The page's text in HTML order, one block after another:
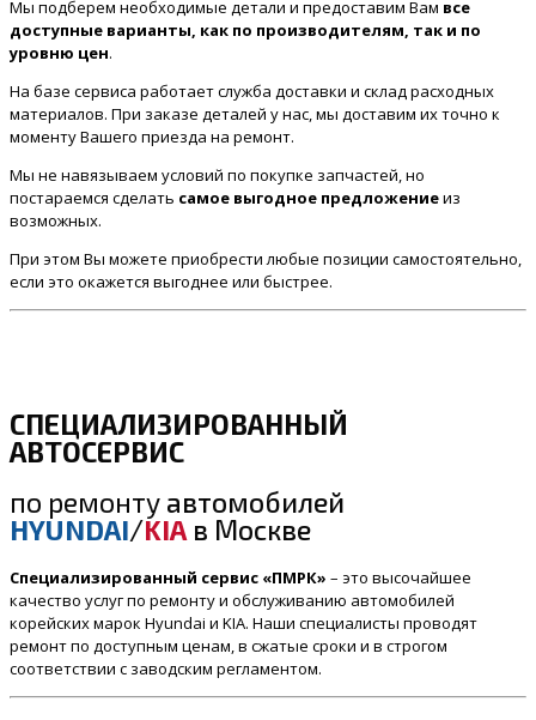
Мы подберем необходимые детали и предоставим Вам все
доступные варианты, как по производителям, так и по
уровню цен.
На базе сервиса работает служба доставки и склад расходных
материалов. При заказе деталей у нас, мы доставим их точно к
моменту Вашего приезда на ремонт.
Мы не навязываем условий по покупке запчастей, но
постараемся сделать самое выгодное предложениеиз
возможных.
При этом Вы можете приобрести любые позиции самостоятельно,
если это окажется выгоднее или быстрее.
СПЕЦИАЛИЗИРОВАННЫЙ
АВТОСЕРВИС
по ремонту автомобилей
HYUNDAI/KIA в Москве
Специализированный сервис «ПМРК» – это высочайшее
качество услуг по ремонту и обслуживанию автомобилей
корейских марок Hyundai и KIA. Наши специалисты проводят
ремонт по доступным ценам, в сжатые сроки и в строгом
соответствии с заводским регламентом.